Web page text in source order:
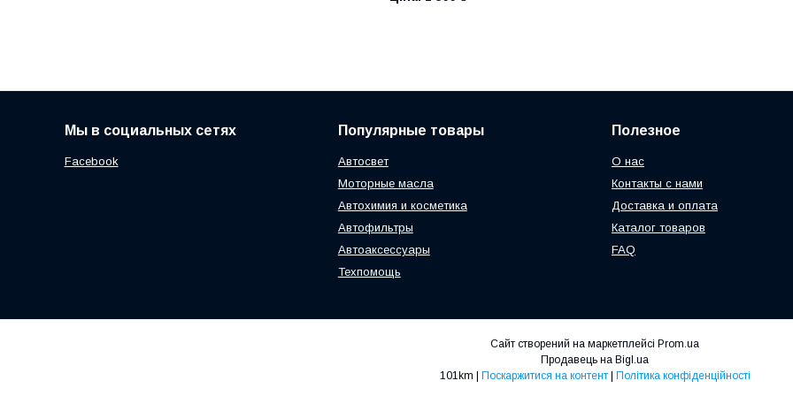
Мы в социальных сетях
Facebook
Популярные товары
Автосвет
Моторные масла
Автохимия и косметика
Автофильтры
Автоаксессуары
Техпомощь
Полезное
О нас
Контакты с нами
Доставка и оплата
Каталог товаров
FAQ
Сайт створений на маркетплейсі Prom.ua
Продавець на Bigl.ua
101km | Поскаржитися на контент | Політика конфіденційності